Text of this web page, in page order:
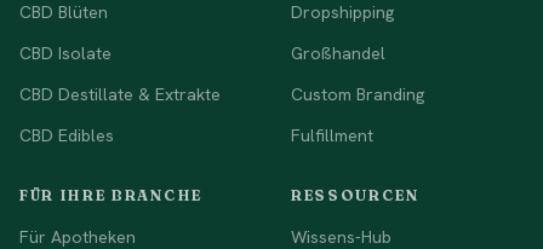
CBD Blüten
CBD Isolate
CBD Destillate & Extrakte
CBD Edibles
Dropshipping
Großhandel
Custom Branding
Fulfillment
FÜR IHRE BRANCHE
Für Apotheken
RESSOURCEN
Wissens-Hub